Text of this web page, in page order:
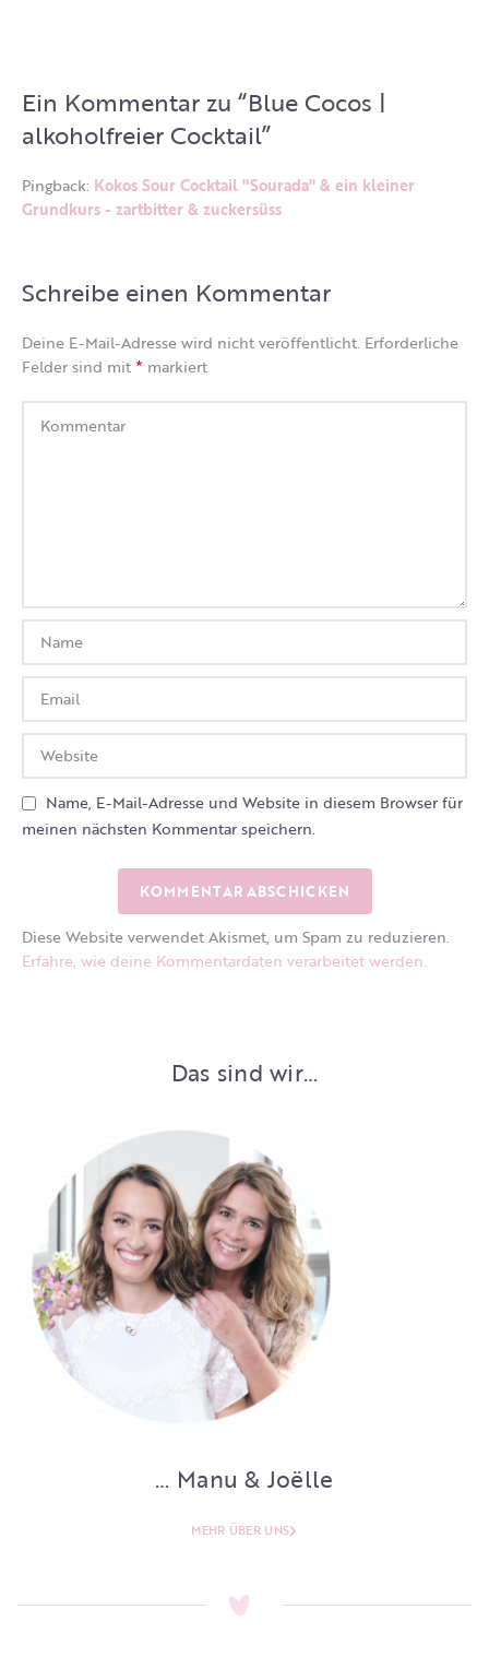
Ein Kommentar zu “Blue Cocos |
alkoholfreier Cocktail”
Pingback: Kokos Sour Cocktail "Sourada" & ein kleiner
Grundkurs - zartbitter & zuckersüss
Schreibe einen Kommentar
Deine E-Mail-Adresse wird nicht veröffentlicht. Erforderliche
Felder sind mit* markiert
Name, E-Mail-Adresse und Website in diesem Browser für
meinen nächsten Kommentar speichern.
Diese Website verwendet Akismet, um Spam zu reduzieren.
Erfahre, wie deine Kommentardaten verarbeitet werden.
Das sind wir…
… Manu & Joëlle
MEHR ÜBER UNS